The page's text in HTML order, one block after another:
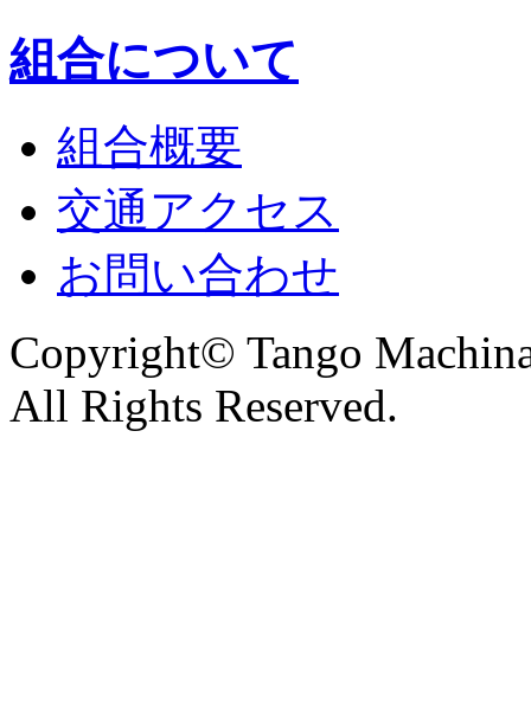
組合について
組合概要
交通アクセス
お問い合わせ
Copyright© Tango
All Rights Reserved.